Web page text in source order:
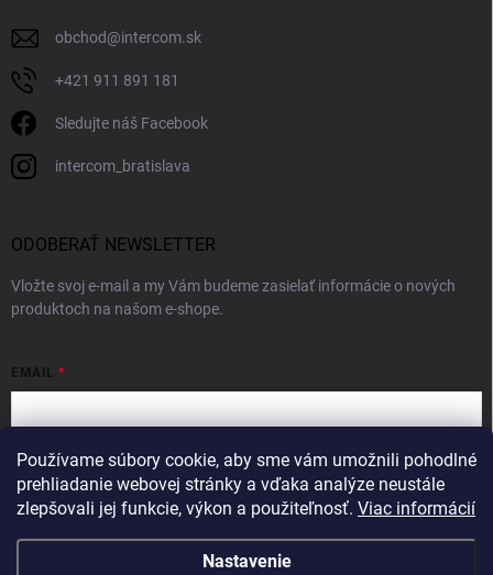
Používame súbory cookie, aby sme vám umožnili pohodlné
prehliadanie webovej stránky a vďaka analýze neustále
zlepšovali jej funkcie, výkon a použiteľnosť. Viac informácií
Nastavenie
obchod@intercom.sk
+421 911 891 181
Sledujte náš Facebook
intercom_bratislava
ODOBERAŤ NEWSLETTER
Vložte svoj e-mail a my Vám budeme zasielať informácie o nových
produktoch na našom e-shope.
EMAIL
Vložením e-mailu súhlasíte spodmienkami ochrany osobných údajov
Prihlásiť sa